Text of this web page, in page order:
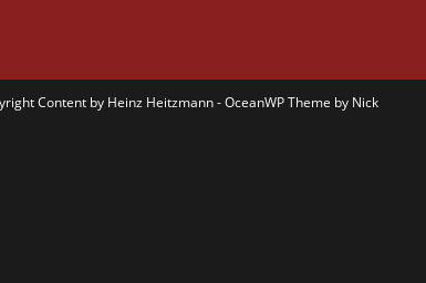
Content by Heinz Heitzmann - OceanWP Theme by Nick